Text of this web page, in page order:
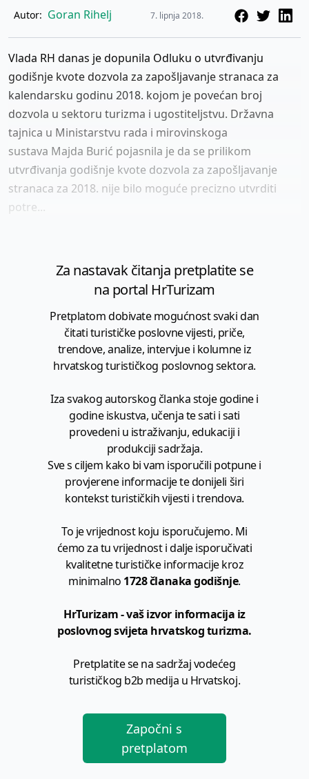
Autor: Goran Rihelj 7. lipnja 2018.
Vlada RH danas je dopunila Odluku o utvrđivanju
godišnje kvote dozvola za zapošljavanje stranaca za
kalendarsku godinu 2018. kojom je povećan broj
dozvola u sektoru turizma i ugostiteljstvu. Državna
tajnica u Ministarstvu rada i mirovinskoga
sustava Majda Burić pojasnila je da se prilikom
utvrđivanja godišnje kvote dozvola za zapošljavanje
stranaca za 2018. nije bilo moguće precizno utvrditi
potre...
Za nastavak čitanja pretplatite se
na portal HrTurizam
Pretplatom dobivate mogućnost svaki dan
čitati turističke poslovne vijesti, priče,
trendove, analize, intervjue i kolumne iz
hrvatskog turističkog poslovnog sektora.
Iza svakog autorskog članka stoje godine i
godine iskustva, učenja te sati i sati
provedeni u istraživanju, edukaciji i
produkciji sadržaja.
Sve s ciljem kako bi vam isporučili potpune i
provjerene informacije te donijeli širi
kontekst turističkih vijesti i trendova.
To je vrijednost koju isporučujemo. Mi
ćemo za tu vrijednost i dalje isporučivati
kvalitetne turističke informacije kroz
minimalno 1728 članaka godišnje.
HrTurizam - vaš izvor informacija iz
poslovnog svijeta hrvatskog turizma.
Pretplatite se na sadržaj vodećeg
turističkog b2b medija u Hrvatskoj.
Započni s
pretplatom